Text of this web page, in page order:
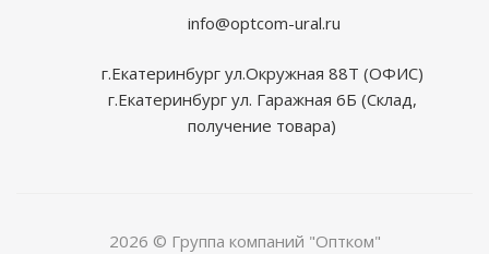
info@optcom-ural.ru
г.Екатеринбург ул.Окружная 88Т (ОФИС)
г.Екатеринбург ул. Гаражная 6Б (Склад,
получение товара)
2026 © Группа компаний "Оптком"